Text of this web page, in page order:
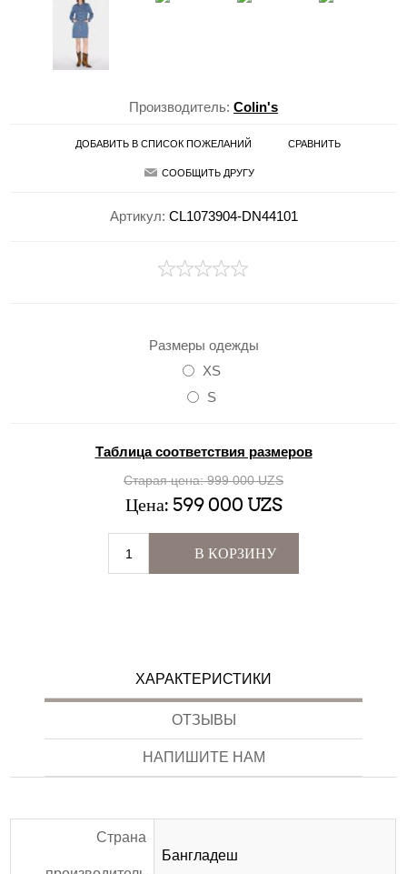
Производитель: Colin's
ДОБАВИТЬ В СПИСОК ПОЖЕЛАНИЙ СРАВНИТЬ
СООБЩИТЬ ДРУГУ
Артикул: CL1073904-DN44101
Размеры одежды
XS
S
Таблица соответствия размеров
Старая цена: 999 000 UZS
Цена: 599 000 UZS
В КОРЗИНУ
ХАРАКТЕРИСТИКИ
ОТЗЫВЫ
НАПИШИТЕ НАМ
Страна
Бангладеш